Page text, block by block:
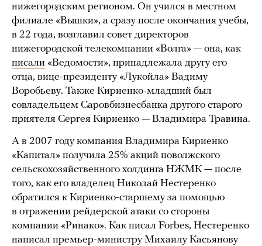
нижегородским регионом. Он учился в местном
филиале «Вышки», а сразу после окончания учебы,
в 22 года, возглавил совет директоров
нижегородской телекомпании «Волга» — она, как
писали «Ведомости», принадлежала другу его
отца, вице-президенту «Лукойла» Вадиму
Воробьеву. Также Кириенко-младший был
совладельцем Саровбизнесбанка другого старого
приятеля Сергея Кириенко — Владимира Травина.
А в 2007 году компания Владимира Кириенко
«Капитал» получила 25% акций поволжского
сельскохозяйственного холдинга НЖМК — после
того, как его владелец Николай Нестеренко
обратился к Кириенко-старшему за помощью
в отражении рейдерской атаки со стороны
компании «Ринако». Как писал Forbes, Нестеренко
написал премьер-министру Михаилу Касьянову